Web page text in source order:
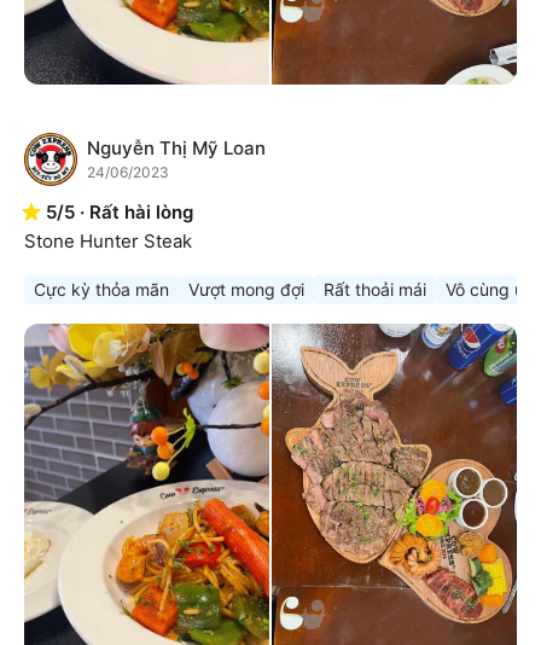
N Nguyễn Thị Mỹ Loan
24/06/2023
5/5 · Rất hài lòng
Stone Hunter Steak
Cực kỳ thỏa mãn Vượt mong đợi Rất thoải mái Vô cùng